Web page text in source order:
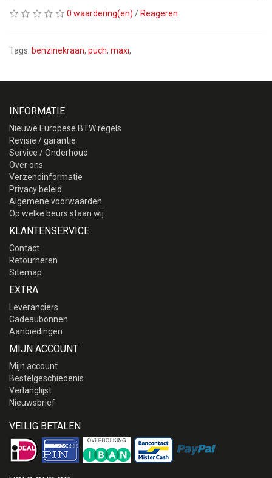
0 waardering(en) / Reageren
Tags: benzinekraan, puch, maxi,
INFORMATIE
Nieuwe Europese BTW regels
Revisie / garantie
Service / Onderhoud
Over ons
Verzendinformatie
Privacy beleid
Algemene voorwaarden
Op welke beurs staan wij
KLANTENSERVICE
Contact
Retourneren
Sitemap
EXTRA
Leveranciers
Cadeaubonnen
Aanbiedingen
MIJN ACCOUNT
Mijn account
Bestelgeschiedenis
Verlanglijst
Nieuwsbrief
VEILIG BETALEN